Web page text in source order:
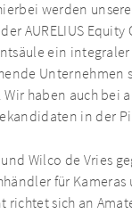
werden
AURELIUS Equity
ein
Unternehmen
haben auch bei
in der
Wilco de Vries
für Kameras
sich an